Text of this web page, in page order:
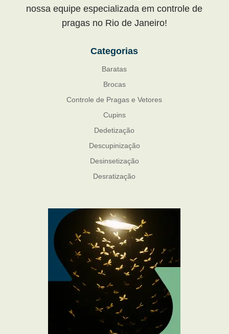
nossa equipe especializada em controle de
pragas no Rio de Janeiro!
Categorias
Baratas
Brocas
Controle de Pragas e Vetores
Cupins
Dedetização
Descupinização
Desinsetização
Desratização
Mosquito Mist
Mosquitos
Percevejo de Cama
Pulgas e Carrapatos
Ratos
Sanitização
Traças